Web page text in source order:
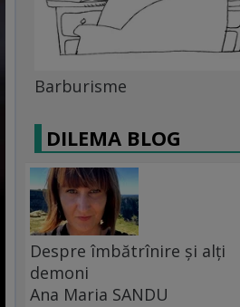
Barburisme
DILEMA BLOG
Despre îmbătrînire și alți
demoni
Ana Maria SANDU